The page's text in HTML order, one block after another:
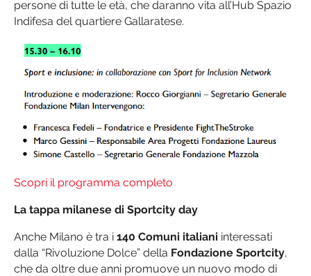
persone di tutte le età, che daranno vita all’Hub Spazio
Indifesa del quartiere Gallaratese.
Scopri il programma completo
La tappa milanese di Sportcity day
Anche Milano è tra i 140 Comuni italiani interessati
dalla “Rivoluzione Dolce” della Fondazione Sportcity,
che da oltre due anni promuove un nuovo modo di